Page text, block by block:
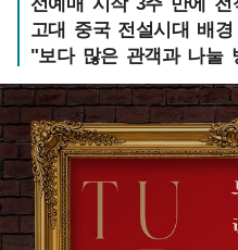
고대 중국 전설시대 배경
"보다 많은 관객과 나눌